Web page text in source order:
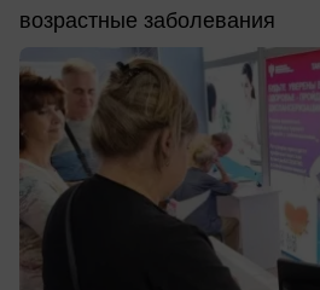
возрастные заболевания